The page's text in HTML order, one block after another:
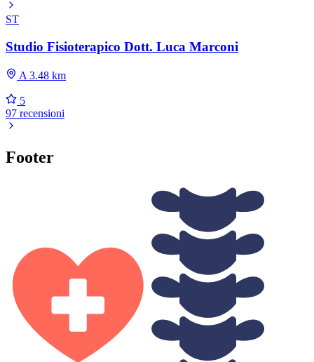
ST
Studio Fisioterapico Dott. Luca Marconi
A 3.48 km
5
97 recensioni
Footer